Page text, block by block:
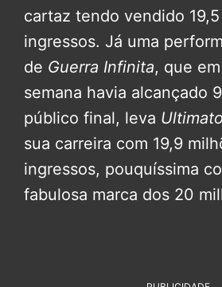
cartaz tendo vendido
ingressos. Já uma
de Guerra Infinita, que
semana havia alcançado
público final, leva Ultimato
sua carreira com 19,9
ingressos, pouquíssima
fabulosa marca dos 20